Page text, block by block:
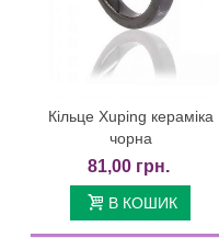
Кільце Xuping кераміка
чорна
81,00 грн.
В КОШИК